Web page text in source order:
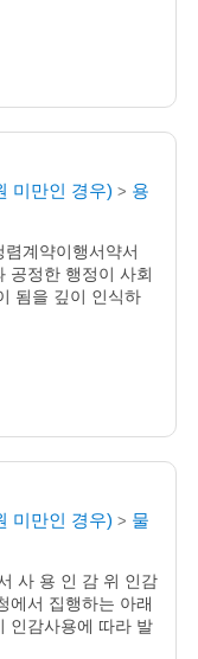
미만인 경우) > 용
계약이행서약서
공정한 행정이 사회
됨을 깊이 인식하
미만인 경우) > 물
사 용 인 감 위 인감
에서 집행하는 아래
인감사용에 따라 발